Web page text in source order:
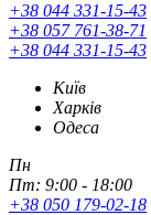
+38 044 331-15-43
+38 057 761-38-71
+38 044 331-15-43
Київ
Харків
Одеса
Пн
Пт: 9:00 - 18:00
+38 050 179-02-18